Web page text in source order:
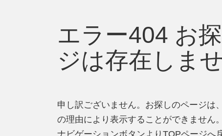
エラー404 お
ジは存在しま
申し訳ございません。お探しのページは
の理由により表示することができません。
ナビゲーションボタンよりTOPページへ